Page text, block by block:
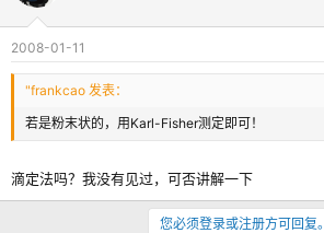
2008-01-11
"frankcao 发表：
若是粉末状的，用Karl-Fisher测定即可！
滴定法吗？我没有见过，可否讲解一下
您必须登录或注册方可回复。